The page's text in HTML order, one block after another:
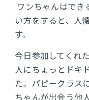
ワンちゃんはでき
い方をすると、 人
す。
今日参加してくれ
人にちょっとドキ
た。パピークラス
ちゃんが出会う他